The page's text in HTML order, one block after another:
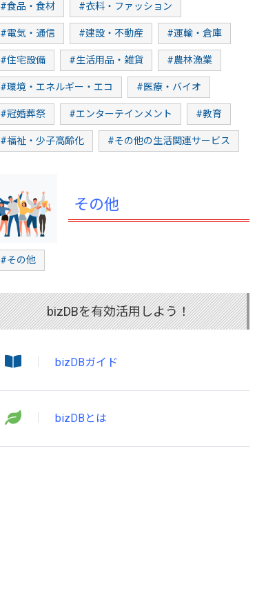
#食品・食材 #衣料・ファッション
#電気・通信 #建設・不動産 #運輸・倉庫
#住宅設備 #生活用品・雑貨 #農林漁業
#環境・エネルギー・エコ #医療・バイオ
#冠婚葬祭 #エンターテインメント #教育
#福祉・少子高齢化 #その他の生活関連サービス
その他
#その他
bizDBを有効活用しよう！
bizDBガイド
bizDBとは